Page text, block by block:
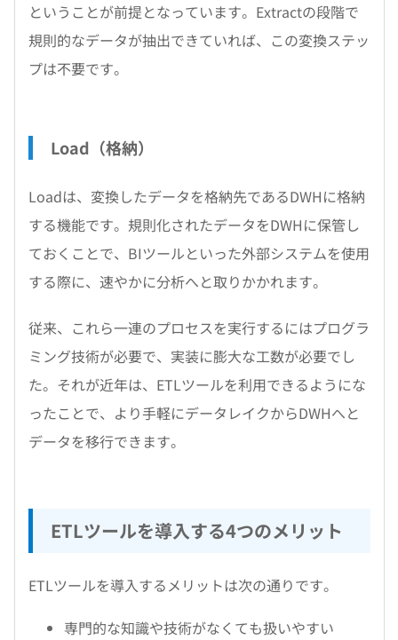
ということが前提となっています。Extractの段階で
規則的なデータが抽出できていれば、この変換ステッ
プは不要です。
Load（格納）
Loadは、変換したデータを格納先であるDWHに格納
する機能です。規則化されたデータをDWHに保管し
ておくことで、BIツールといった外部システムを使用
する際に、速やかに分析へと取りかかれます。
従来、これら一連のプロセスを実行するにはプログラ
ミング技術が必要で、実装に膨大な工数が必要でし
た。それが近年は、ETLツールを利用できるようにな
ったことで、より手軽にデータレイクからDWHへと
データを移行できます。
ETLツールを導入する4つのメリット
ETLツールを導入するメリットは次の通りです。
専門的な知識や技術がなくても扱いやすい